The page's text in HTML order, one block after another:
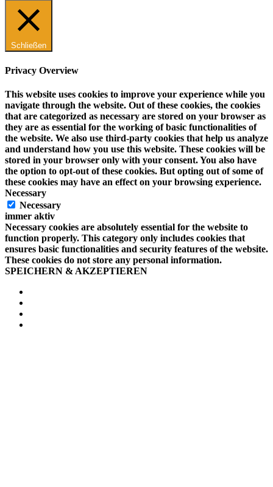
Schließen
Privacy Overview
This website uses cookies to improve your experience while you
navigate through the website. Out of these cookies, the cookies
that are categorized as necessary are stored on your browser as
they are as essential for the working of basic functionalities of
the website. We also use third-party cookies that help us analyze
and understand how you use this website. These cookies will be
stored in your browser only with your consent. You also have
the option to opt-out of these cookies. But opting out of some of
these cookies may have an effect on your browsing experience.
Necessary
Necessary
immer aktiv
Necessary cookies are absolutely essential for the website to
function properly. This category only includes cookies that
ensures basic functionalities and security features of the website.
These cookies do not store any personal information.
SPEICHERN & AKZEPTIEREN